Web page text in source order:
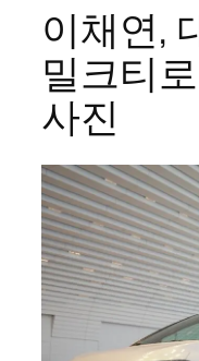
이채연,
밀크티
사진